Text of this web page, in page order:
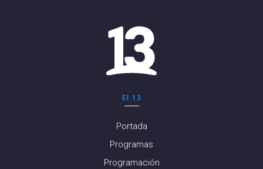
El 13
Portada
Programas
Programación